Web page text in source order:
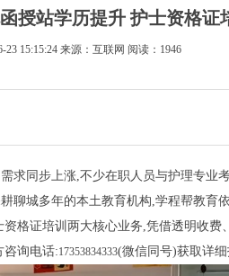
授站学历提升 护士资格证
23 15:15:24 来源：互联网 阅读：1946
求同步上涨,不少在职人员与护理专业
聊城多年的本土教育机构,学程帮教育
格证培训两大核心业务,凭借透明收费
咨询电话:17353834333(微信同号)获取详细